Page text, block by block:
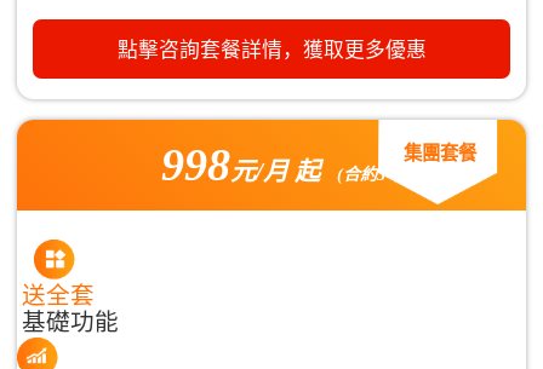
點擊咨詢套餐詳情，獲取更多優惠
998元/月 起 (合約3年)
集團套餐
送全套
基礎功能